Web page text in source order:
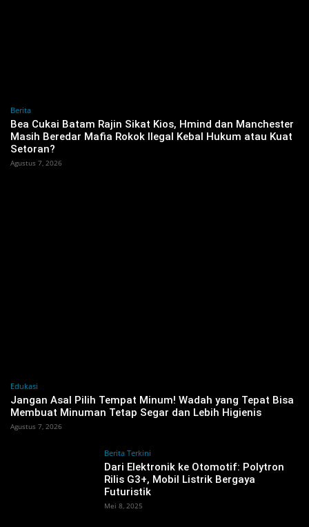
Berita
‎Bea Cukai Batam Rajin Sikat Kios, Hmind dan Manchester
Masih Beredar Mafia Rokok Ilegal Kebal Hukum atau Kuat
Setoran?
Agustus 7, 2026
Edukasi
Jangan Asal Pilih Tempat Minum! Wadah yang Tepat Bisa
Membuat Minuman Tetap Segar dan Lebih Higienis
Agustus 7, 2026
Berita Terkini
Dari Elektronik ke Otomotif: Polytron
Rilis G3+, Mobil Listrik Bergaya
Futuristik
Mei 8, 2025